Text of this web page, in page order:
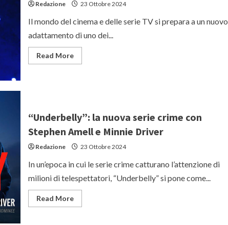
Redazione 23 Ottobre 2024
Il mondo del cinema e delle serie TV si prepara a un nuovo
adattamento di uno dei...
Read MoreRead
more
una
miniserie
Amazon
“Underbelly”: la nuova serie crime con
Stephen Amell e Minnie Driver
Redazione 23 Ottobre 2024
In un’epoca in cui le serie crime catturano l’attenzione di
milioni di telespettatori, “Underbelly” si pone come...
Read MoreRead
more